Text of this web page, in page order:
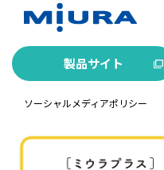
製品サイト
ソーシャルメディアポリシー